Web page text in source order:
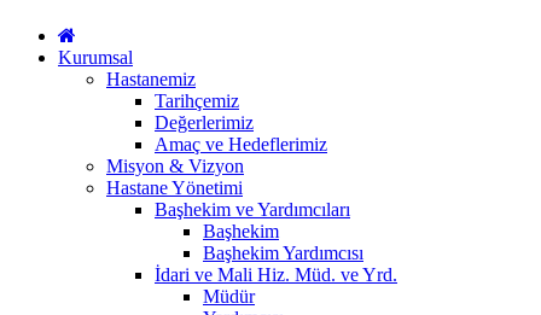
Kurumsal
Hastanemiz
Tarihçemiz
Değerlerimiz
Amaç ve Hedeflerimiz
Misyon & Vizyon
Hastane Yönetimi
Başhekim ve Yardımcıları
Başhekim
Başhekim Yardımcısı
İdari ve Mali Hiz. Müd. ve Yrd.
Müdür